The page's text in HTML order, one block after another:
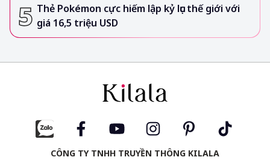
Thẻ Pokémon cực hiếm lập kỷ lục thế giới với
giá 16,5 triệu USD
CÔNG TY TNHH TRUYỀN THÔNG KILALA